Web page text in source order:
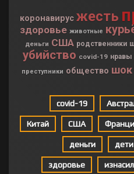
коронавирус жесть
здоровье животные
деньги США родственники
убийство covid-19 нравы
преступники общество шок
covid-19
Китай США
деньги дети
здоровье